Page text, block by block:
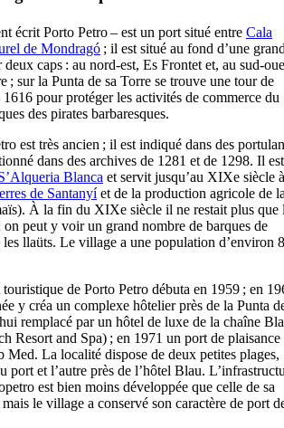
écrit Porto Petro– est un port situé entre Cala
de Mondragó ; il est situé au fond d’une
deux caps : au nord-est, Es Frontet et, au sud-
; sur la Punta de sa Torre se trouve une tour de
pour protéger les activités de commerce du
des pirates barbaresques.
est très ancien ; il est indiqué dans des
dans des archives de 1281 et de 1298. Il
Blanca et servit jusqu’au XIXe siècle à
de Santanyíet de la production agricole de
À la fin du XIXe siècle il ne restait plus que
on peut y voir un grand nombre de barques de
les llaüts. Le village a une population d’environ
de Porto Petro débuta en 1959 ; en
y créa un complexe hôtelier près de la Punta
remplacé par un hôtel de luxe de la chaîne
Resort and Spa) ; en 1971 un port de
Med. La localité dispose de deux petites plages,
port et l’autre près de l’hôtel Blau.
est bien moins développée que celle de sa
mais le village a conservé son caractère de port